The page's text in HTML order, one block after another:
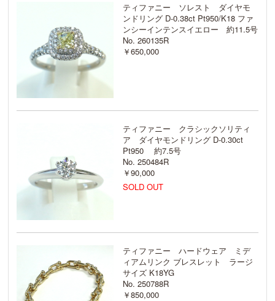
ティファニー ソレスト ダイヤモ
ンドリング D-0.38ct Pt950/K18 ファ
ンシーインテンスイエロー 約11.5号
No. 260135R
￥650,000
ティファニー クラシックソリティ
ア ダイヤモンドリング D-0.30ct
Pt950 約7.5号
No. 250484R
￥90,000
SOLD OUT
ティファニー ハードウェア ミデ
ィアムリンク ブレスレット ラージ
サイズ K18YG
No. 250788R
￥850,000